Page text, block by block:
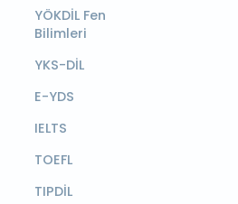
YÖKDİL Fen
Bilimleri
YKS-DİL
E-YDS
IELTS
TOEFL
TIPDİL